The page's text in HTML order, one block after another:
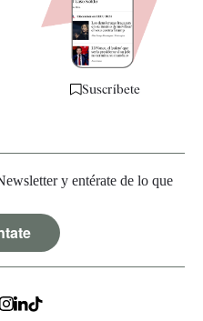
Suscríbete
y entérate de lo que